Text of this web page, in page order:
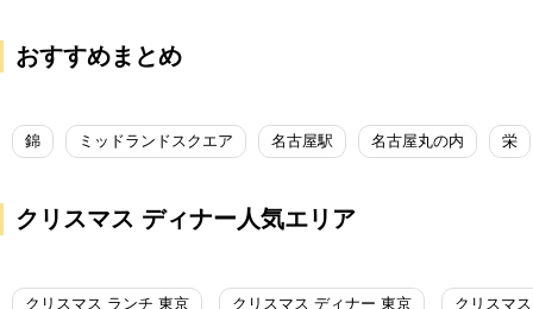
おすすめまとめ
錦 ミッドランドスクエア 名古屋駅 名古屋丸の内 栄
クリスマス ディナー人気エリア
クリスマス ランチ 東京 クリスマス ディナー 東京 クリスマ